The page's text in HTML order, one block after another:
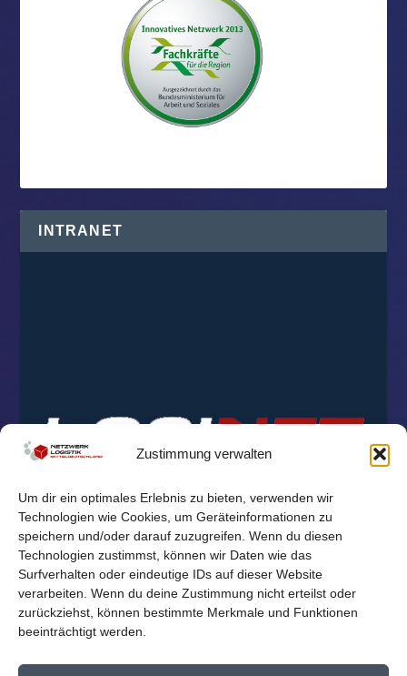
Zustimmung verwalten
Um dir ein optimales Erlebnis zu bieten, verwenden wir
Technologien wie Cookies, um Geräteinformationen zu
speichern und/oder darauf zuzugreifen. Wenn du diesen
Technologien zustimmst, können wir Daten wie das
Surfverhalten oder eindeutige IDs auf dieser Website
verarbeiten. Wenn du deine Zustimmung nicht erteilst oder
zurückziehst, können bestimmte Merkmale und Funktionen
beeinträchtigt werden.
INTRANET